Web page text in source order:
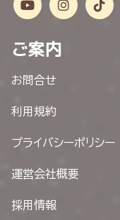
ご案内
お問合せ
利用規約
プライバシーポリシー
運営会社概要
採用情報